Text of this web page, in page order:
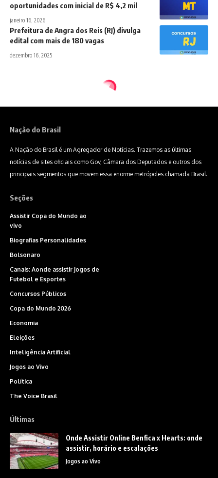
oportunidades com inicial de R$ 4,2 mil
janeiro 16, 2026
Prefeitura de Angra dos Reis (RJ) divulga
edital com mais de 180 vagas
dezembro 16, 2025
Nação do Brasil
A Nação do Brasil é um Agregador de Notícias. Trazemos as últimas
notícias de sites oficiais como Gov, Câmara dos Deputados e outros dos
principais segmentos que movem essa enorme metrópoles chamada Brasil.
Seções
Assistir Copa do Mundo ao
vivo
Biografias Personalidades
Bolsonaro
Canais: Aonde assistir Jogos de
Futebol e Esportes
Concursos Públicos
Copa do Mundo 2026
Economia
Eleições
Inteligência Artificial
Jogos ao Vivo
Política
The Voice Brasil
Últimas
Onde Assistir Online Benfica x Hearts: onde
assistir, horário e escalações
Jogos ao Vivo